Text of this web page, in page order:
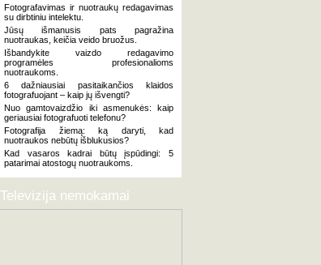
Fotografavimas ir nuotraukų redagavimas
su dirbtiniu intelektu.
Jūsų išmanusis pats pagražina
nuotraukas, keičia veido bruožus.
Išbandykite vaizdo redagavimo
programėles profesionalioms
nuotraukoms.
6 dažniausiai pasitaikančios klaidos
fotografuojant – kaip jų išvengti?
Nuo gamtovaizdžio iki asmenukės: kaip
geriausiai fotografuoti telefonu?
Fotografija žiemą: ką daryti, kad
nuotraukos nebūtų išblukusios?
Kad vasaros kadrai būtų įspūdingi: 5
patarimai atostogų nuotraukoms.
Televizija nemokamai